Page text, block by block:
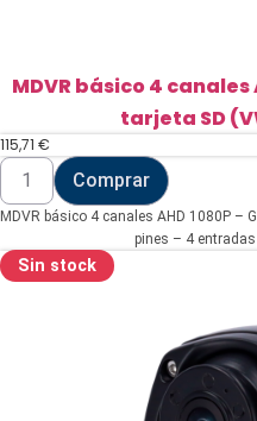
MDVR básico 4 canales
tarjeta SD
115,71 €
MDVR
básico
4
canales
1080P
-
Comprar
MDVR básico 4 canales AHD 1080P –
pines – 4
Sin stock